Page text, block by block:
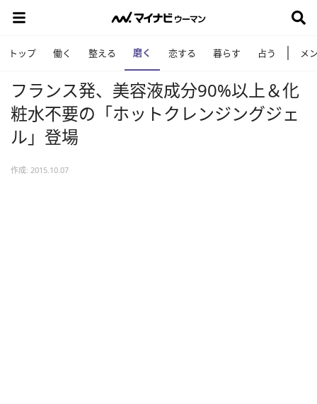
トップ 働く 整える 磨く 恋する 暮らす 占う メ
フランス発、美容液成分90%以上＆化
粧水不要の「ホットクレンジングジェ
ル」登場
作成: 2015.10.07